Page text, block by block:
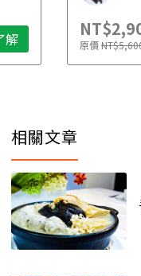
解 原價
相關文章